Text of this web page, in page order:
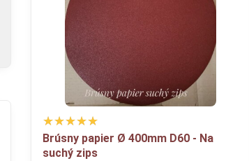
Brúsny papier Ø 400mm D60 - Na
suchý zips